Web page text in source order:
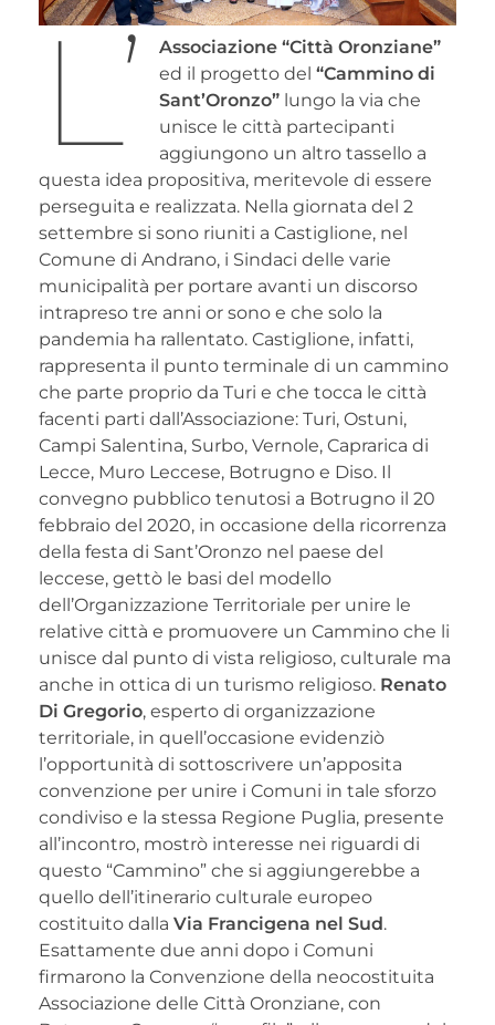
L’
Associazione “Città Oronziane”
ed il progetto del“Cammino di
Sant’Oronzo” lungo la via che
unisce le città partecipanti
aggiungono un altro tassello a
questa idea propositiva, meritevole di essere
perseguita e realizzata. Nella giornata del 2
settembre si sono riuniti a Castiglione, nel
Comune di Andrano, i Sindaci delle varie
municipalità per portare avanti un discorso
intrapreso tre anni or sono e che solo la
pandemia ha rallentato. Castiglione, infatti,
rappresenta il punto terminale di un cammino
che parte proprio da Turi e che tocca le città
facenti parti dall’Associazione: Turi, Ostuni,
Campi Salentina, Surbo, Vernole, Caprarica di
Lecce, Muro Leccese, Botrugno e Diso. Il
convegno pubblico tenutosi a Botrugno il 20
febbraio del 2020, in occasione della ricorrenza
della festa di Sant’Oronzo nel paese del
leccese, gettò le basi del modello
dell’Organizzazione Territoriale per unire le
relative città e promuovere un Cammino che li
unisce dal punto di vista religioso, culturale ma
anche in ottica di un turismo religioso. Renato
Di Gregorio, esperto di organizzazione
territoriale, in quell’occasione evidenziò
l’opportunità di sottoscrivere un’apposita
convenzione per unire i Comuni in tale sforzo
condiviso e la stessa Regione Puglia, presente
all’incontro, mostrò interesse nei riguardi di
questo “Cammino” che si aggiungerebbe a
quello dell’itinerario culturale europeo
costituito dalla Via Francigena nel Sud .
Esattamente due anni dopo i Comuni
firmarono la Convenzione della neocostituita
Associazione delle Città Oronziane, con